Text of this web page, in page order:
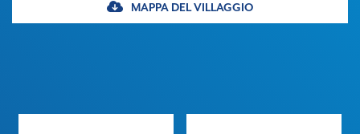
MAPPA DEL VILLAGGIO